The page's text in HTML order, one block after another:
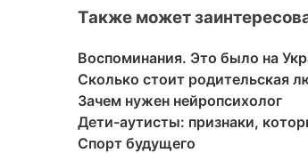
Также может
Воспоминания. Это было на
Сколько стоит родительская
Зачем нужен нейропсихолог
Дети-аутисты: признаки,
Спорт будущего